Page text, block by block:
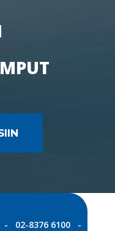
- 02-8376 6100 -